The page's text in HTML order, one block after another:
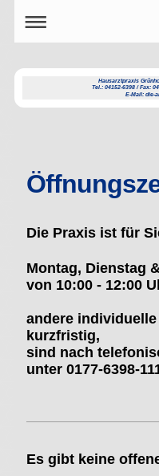
Hausarztpraxis
Tel.: 04152-6398 / Fax:
E-Mail: die-
Die Praxis ist für
Montag, Dienstag
von 10:00 - 12:00
andere
kurzfristig,
sind nach
unter 0177-6398-
Es gibt keine